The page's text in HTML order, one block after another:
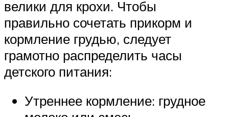
велики для крохи. Чтобы
правильно сочетать прикорм и
кормление грудью, следует
грамотно распределить часы
детского питания:
Утреннее кормление: грудное